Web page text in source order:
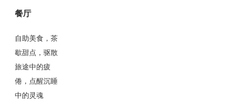
餐厅
自助美食，茶
歇甜点，驱散
旅途中的疲
倦，点醒沉睡
中的灵魂